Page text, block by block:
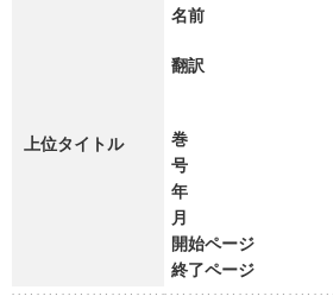
上位タイトル
名前
翻訳
巻
号
年
月
開始ページ
終了ページ